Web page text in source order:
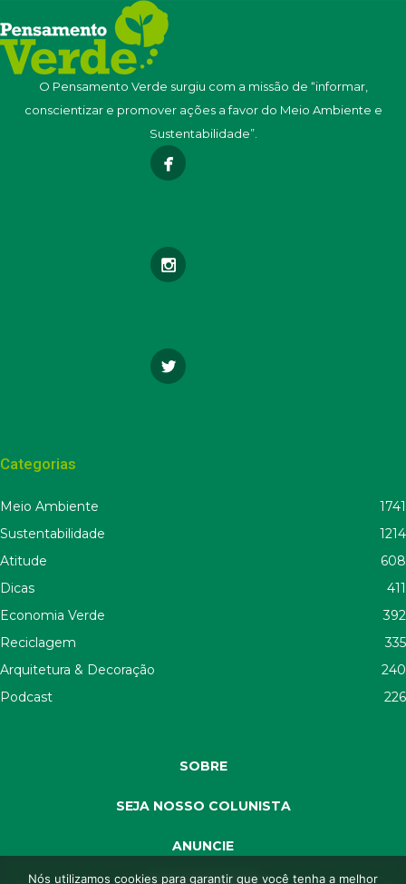
O Pensamento Verde surgiu com a missão de “informar,
conscientizar e promover ações a favor do Meio Ambiente e
Sustentabilidade”.
Categorias
Meio Ambiente
1741
Sustentabilidade
1214
Atitude
608
Dicas
411
Economia Verde
392
Reciclagem
335
Arquitetura & Decoração
240
Podcast
226
SOBRE
SEJA NOSSO COLUNISTA
ANUNCIE
Nós utilizamos cookies para garantir que você tenha a melhor